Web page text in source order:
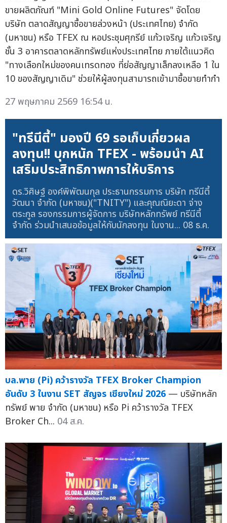
ขายผลิตภัณฑ์ "Mini Gold Online Futures" จัดโดย
บริษัท ตลาดสัญญาซื้อขายล่วงหน้า (ประเทศไทย) จำกัด
(มหาชน) หรือ TFEX ณ หอประชุมศุกรีย์ แก้วเจริญ แก้วเจริญ
ชั้น 3 อาคารตลาดหลักทรัพย์แห่งประเทศไทย ภายใต้แนวคิด
"ทางเลือกใหม่ของคนเทรดทอง ที่ย่อสัญญาเล็กลงเหลือ 1 ใน
10 ของสัญญาเดิม" ช่วยให้ผู้ลงทุนสามารถเข้ามาซื้อขายทำกำ
27 พฤษภาคม 2569 16:54 น.
"ทรีนีตี้" มองปี 69 รอเก็บเกี่ยวผล
ลงทุน!! บุกหนัก TFEX - พร้อมนำ AI
เสริมประสิทธิภาพการให้บริการ
ดร.วิศิษฐ์ องค์พิพัฒนกุล ประธานกรรมการ บริษัท ทรีนีตี้
วัฒนา จำกัด (มหาชน)("TNITY") และคุณณิยะดา จ่าง
ตระกูล รองกรรมการผู้จัดการ บริษัทหลักทรัพย์ ทรีนีตี้
จำกัด ร่วมนำเสนอข้อมูลให้กับนักลงทุน ในงาน... 08 ธ.ค.
บล.พาย (Pi) คว้ารางวัล TFEX Broker Champion
อันดับ 3 ในงาน SET สัญจร เชียงใหม่ 2026 — บริษัทหลัก
ทรัพย์ พาย จำกัด (มหาชน) หรือ Pi คว้ารางวัล TFEX
Broker Ch... 04 ส.ค.